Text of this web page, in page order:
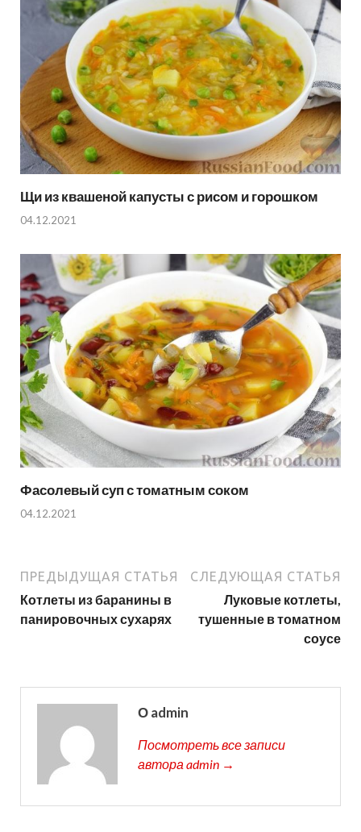
Щи из квашеной капусты с рисом и горошком
04.12.2021
Фасолевый суп с томатным соком
04.12.2021
ПРЕДЫДУЩАЯ СТАТЬЯ
Котлеты из баранины в
панировочных сухарях
СЛЕДУЮЩАЯ СТАТЬЯ
Луковые котлеты,
тушенные в томатном
соусе
О admin
Посмотреть все записи
автора admin →